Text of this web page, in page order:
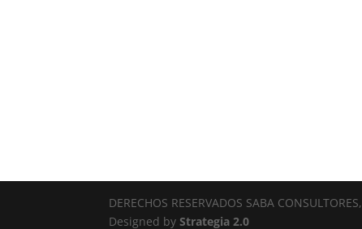
DERECHOS RESERVADOS SABA
Designed byStrategia 2.0